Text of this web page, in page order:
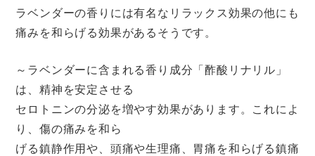
ラベンダーの香りには有名なリラックス効果の他にも
痛みを和らげる効果があるそうです。
～ラベンダーに含まれる香り成分「酢酸リナリル」
は、精神を安定させる
セロトニンの分泌を増やす効果があります。これによ
り、傷の痛みを和ら
げる鎮静作用や、頭痛や生理痛、胃痛を和らげる鎮痛